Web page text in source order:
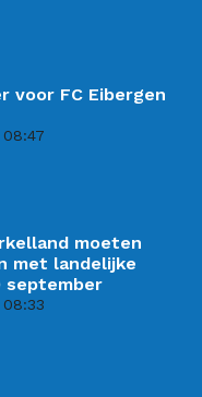
voor FC Eibergen
08:47
moeten
met landelijke
september
08:33